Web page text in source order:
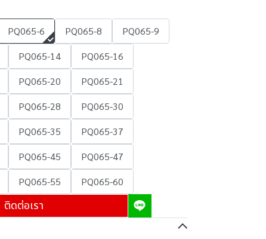
PQ065-6 PQ065-8
PQ065-9
PQ065-14
PQ065-16
PQ065-20
PQ065-21
PQ065-28
PQ065-30
PQ065-35
PQ065-37
PQ065-45
PQ065-47
PQ065-55 PQ065-60
ติดต่อเรา